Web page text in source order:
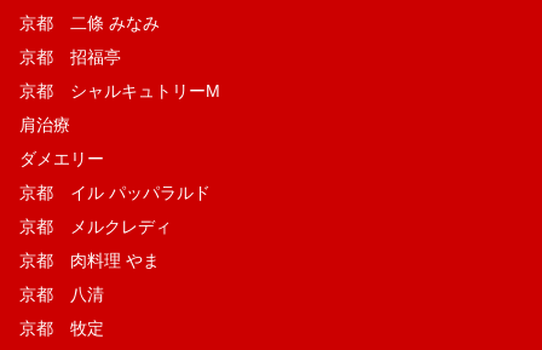
京都 二條 みなみ
京都 招福亭
京都 シャルキュトリーM
肩治療
ダメエリー
京都 イル パッパラルド
京都 メルクレディ
京都 肉料理 やま
京都 八清
京都 牧定